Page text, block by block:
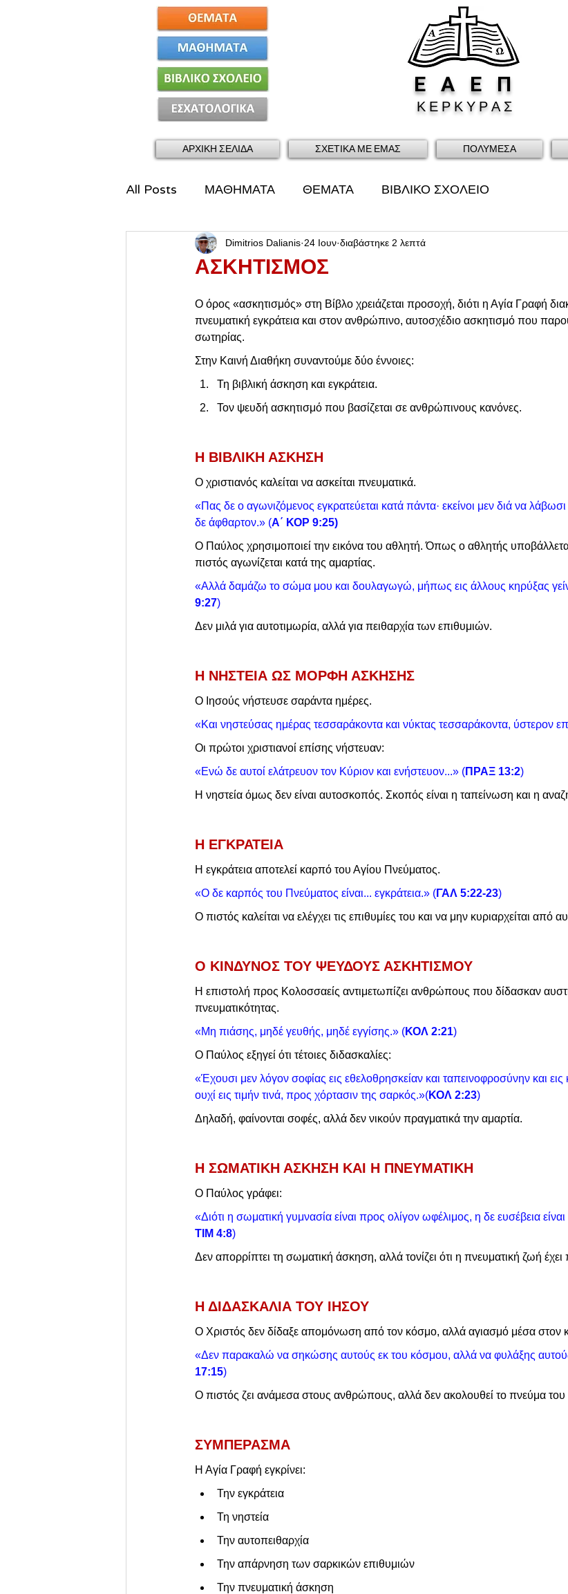
Ε Α Ε Π
Κ Ε Ρ Κ Υ Ρ Α Σ
ΑΡΧΙΚΗ ΣΕΛΙΔΑ ΣΧΕΤΙΚΑ ΜΕ ΕΜΑΣ ΠΟΛΥΜΕΣΑ
All Posts ΜΑΘΗΜΑΤΑ ΘΕΜΑΤΑ ΒΙΒΛΙΚΟ ΣΧΟΛΕΙΟ
ΑΣΚΗΤΙΣΜΟΣ
Dimitrios Dalianis 24 Ιουν διαβάστηκε 2 λεπτά
Ο όρος «ασκητισμός» στη Βίβλο χρειάζεται προσοχή, διότι η Αγία Γραφή
πνευματική εγκράτεια και στον ανθρώπινο, αυτοσχέδιο ασκητισμό που
σωτηρίας.
Στην Καινή Διαθήκη συναντούμε δύο έννοιες:
Τη βιβλική άσκηση και εγκράτεια.
Τον ψευδή ασκητισμό που βασίζεται σε ανθρώπινους κανόνες.
Η ΒΙΒΛΙΚΗ ΑΣΚΗΣΗ
Ο χριστιανός καλείται να ασκείται πνευματικά.
«Πας δε ο αγωνιζόμενος εγκρατεύεται κατά πάντα· εκείνοι μεν διά να
δε άφθαρτον.» (Α΄ ΚΟΡ 9:25)
Ο Παύλος χρησιμοποιεί την εικόνα του αθλητή. Όπως ο αθλητής
πιστός αγωνίζεται κατά της αμαρτίας.
«Αλλά δαμάζω το σώμα μου και δουλαγωγώ, μήπως εις άλλους κηρύξας
9:27)
Δεν μιλά για αυτοτιμωρία, αλλά για πειθαρχία των επιθυμιών.
Η ΝΗΣΤΕΙΑ ΩΣ ΜΟΡΦΗ ΑΣΚΗΣΗΣ
Ο Ιησούς νήστευσε σαράντα ημέρες.
«Και νηστεύσας ημέρας τεσσαράκοντα και νύκτας τεσσαράκοντα, ύστερον
Οι πρώτοι χριστιανοί επίσης νήστευαν:
«Ενώ δε αυτοί ελάτρευον τον Κύριον και ενήστευον...» (ΠΡΑΞ 13:2)
Η νηστεία όμως δεν είναι αυτοσκοπός. Σκοπός είναι η ταπείνωση και η
Η ΕΓΚΡΑΤΕΙΑ
Η εγκράτεια αποτελεί καρπό του Αγίου Πνεύματος.
«Ο δε καρπός του Πνεύματος είναι... εγκράτεια.» (ΓΑΛ 5:22-23)
Ο πιστός καλείται να ελέγχει τις επιθυμίες του και να μην κυριαρχείται από
Ο ΚΙΝΔΥΝΟΣ ΤΟΥ ΨΕΥΔΟΥΣ ΑΣΚΗΤΙΣΜΟΥ
Η επιστολή προς Κολοσσαείς αντιμετωπίζει ανθρώπους που δίδασκαν
πνευματικότητας.
«Μη πιάσης, μηδέ γευθής, μηδέ εγγίσης.» (ΚΟΛ 2:21)
Ο Παύλος εξηγεί ότι τέτοιες διδασκαλίες:
«Έχουσι μεν λόγον σοφίας εις εθελοθρησκείαν και ταπεινοφροσύνην και
ουχί εις τιμήν τινά, προς χόρτασιν της σαρκός.»(ΚΟΛ 2:23)
Δηλαδή, φαίνονται σοφές, αλλά δεν νικούν πραγματικά την αμαρτία.
Η ΣΩΜΑΤΙΚΗ ΑΣΚΗΣΗ ΚΑΙ Η ΠΝΕΥΜΑΤΙΚΗ
Ο Παύλος γράφει:
«Διότι η σωματική γυμνασία είναι προς ολίγον ωφέλιμος, η δε ευσέβεια
ΤΙΜ 4:8)
Δεν απορρίπτει τη σωματική άσκηση, αλλά τονίζει ότι η πνευματική ζωή
Η ΔΙΔΑΣΚΑΛΙΑ ΤΟΥ ΙΗΣΟΥ
Ο Χριστός δεν δίδαξε απομόνωση από τον κόσμο, αλλά αγιασμό μέσα στον
«Δεν παρακαλώ να σηκώσης αυτούς εκ του κόσμου, αλλά να φυλάξης
17:15)
Ο πιστός ζει ανάμεσα στους ανθρώπους, αλλά δεν ακολουθεί το πνεύμα
ΣΥΜΠΕΡΑΣΜΑ
Η Αγία Γραφή εγκρίνει:
Την εγκράτεια
Τη νηστεία
Την αυτοπειθαρχία
Την απάρνηση των σαρκικών επιθυμιών
Την πνευματική άσκηση